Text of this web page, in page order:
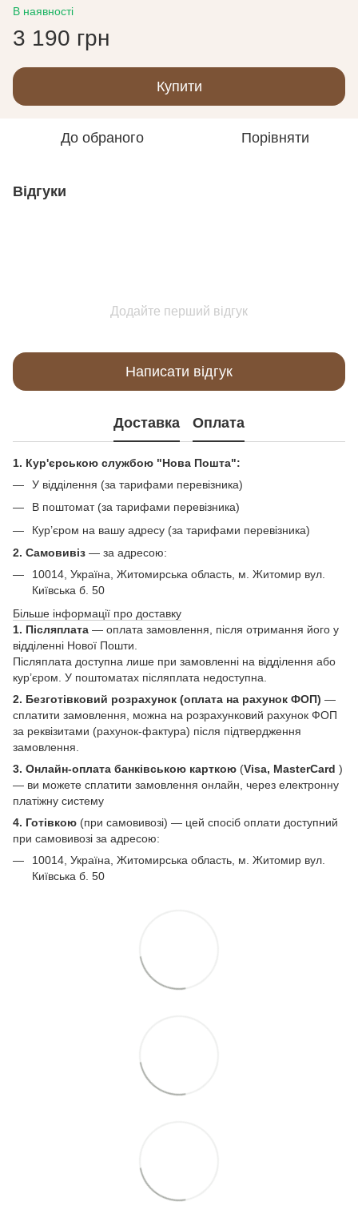
В наявності
3 190 грн
Купити
До обраного Порівняти
Відгуки
Додайте перший відгук
Написати відгук
Доставка Оплата
1. Кур'єрською службою "Нова Пошта":
У відділення (за тарифами перевізника)
В поштомат (за тарифами перевізника)
Кур’єром на вашу адресу (за тарифами перевізника)
2. Самовивіз — за адресою:
10014, Україна, Житомирська область, м. Житомир вул.
Київська б. 50
Більше інформації про доставку
1. Післяплата — оплата замовлення, після отримання його у
відділенні Нової Пошти.
Післяплата доступна лише при замовленні на відділення або
кур’єром. У поштоматах післяплата недоступна.
2. Безготівковий розрахунок (оплата на рахунок ФОП) —
сплатити замовлення, можна на розрахунковий рахунок ФОП
за реквізитами (рахунок-фактура) після підтвердження
замовлення.
3. Онлайн-оплата банківською карткою (Visa, MasterCard )
— ви можете сплатити замовлення онлайн, через електронну
платіжну систему
4. Готівкою (при самовивозі) — цей спосіб оплати доступний
при самовивозі за адресою:
10014, Україна, Житомирська область, м. Житомир вул.
Київська б. 50